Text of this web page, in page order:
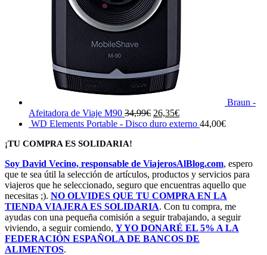
Braun -
Afeitadora de Viaje M90 34,99€ El
precio
26,35€El
precio
WD Elements Portable - Disco duro externo 44,00€
¡TU COMPRA ES SOLIDARIA!
Soy David Vecino, responsable de ViajerosAlBlog.com, espero
que te sea útil la selección de artículos, productos y servicios para
viajeros que he seleccionado, seguro que encuentras aquello que
necesitas ;). NO OLVIDES QUE TU COMPRA EN LA
TIENDA VIAJERA ES SOLIDARIA. Con tu compra, me
ayudas con una pequeña comisión a seguir trabajando, a seguir
viviendo, a seguir comiendo, Y YO DONARÉ EL 5% A LA
FEDERACIÓN ESPAÑOLA DE BANCOS DE
ALIMENTOS.